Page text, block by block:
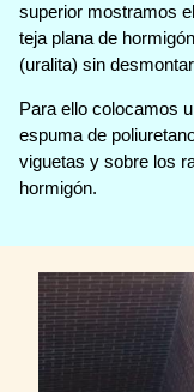
superior mostramos
teja plana de
(uralita) sin
Para ello colocamos
espuma de
viguetas y sobre los
hormigón.